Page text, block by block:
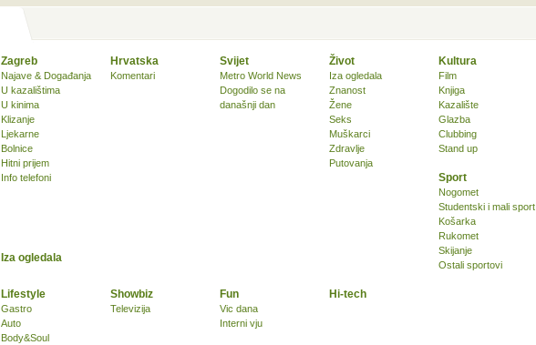
Zagreb
Najave & Događanja
U kazalištima
U kinima
Klizanje
Ljekarne
Bolnice
Hitni prijem
Info telefoni
Hrvatska
Komentari
Svijet
Metro World News
Dogodilo se na
današnji dan
Život
Iza ogledala
Znanost
Žene
Seks
Muškarci
Zdravlje
Putovanja
Kultura
Film
Knjiga
Kazalište
Glazba
Clubbing
Stand up
Sport
Nogomet
Studentski i mali sport
Košarka
Rukomet
Skijanje
Ostali sportovi
Lifestyle
Gastro
Auto
Body&Soul
Showbiz
Televizija
Fun
Vic dana
Interni vju
Iza ogledala
Hi-tech